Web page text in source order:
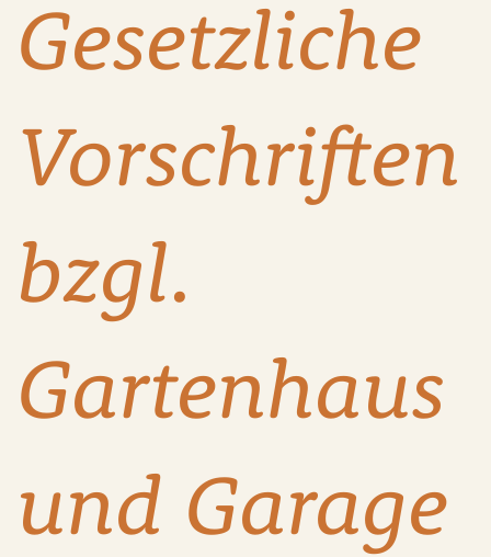
Gesetzliche
Vorschriften
bzgl.
Gartenhaus
und Garage